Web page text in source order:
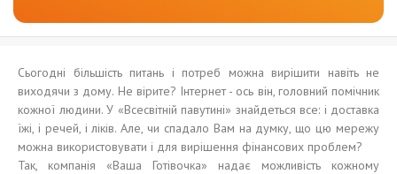
Сьогодні більшість питань і потреб можна вирішити навіть не
виходячи з дому. Не вірите? Інтернет - ось він, головний помічник
кожної людини. У «Всесвітній павутині» знайдеться все: і доставка
їжі, і речей, і ліків. Але, чи спадало Вам на думку, що цю мережу
можна використовувати і для вирішення фінансових проблем?
Так, компанія «Ваша Готівочка» надає можливість кожному